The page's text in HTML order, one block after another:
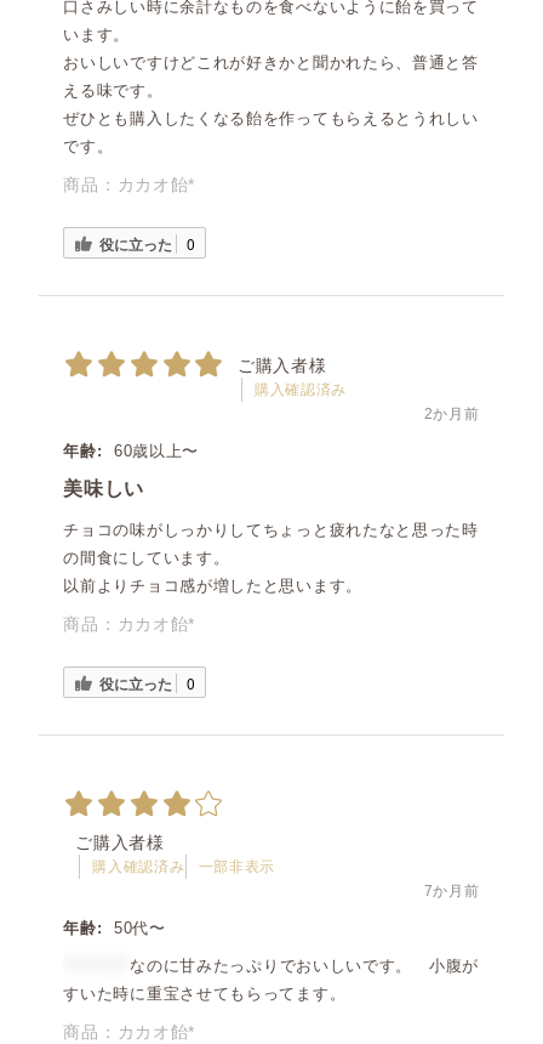
口さみしい時に余計なものを食べないように飴を買って
います。
おいしいですけどこれが好きかと聞かれたら、普通と答
える味です。
ぜひとも購入したくなる飴を作ってもらえるとうれしい
です。
商品： カカオ飴*
役に立った 0
ご購入者様
購入確認済み
2か月前
年齢: 60歳以上〜
美味しい
チョコの味がしっかりしてちょっと疲れたなと思った時
の間食にしています。
以前よりチョコ感が増したと思います。
商品： カカオ飴*
役に立った 0
ご購入者様
購入確認済み
一部非表示
7か月前
年齢: 50代〜
なのに甘みたっぷりでおいしいです。 小腹が
すいた時に重宝させてもらってます。
商品： カカオ飴*